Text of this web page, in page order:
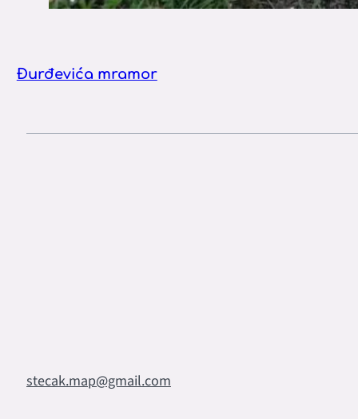
Đurđevića mramor
stecak.map@gmail.com